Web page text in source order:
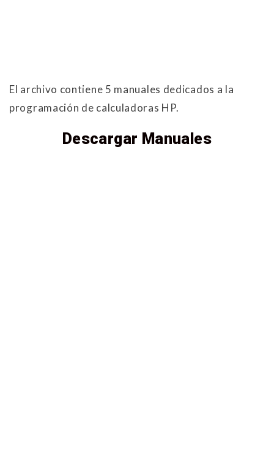
El archivo contiene 5 manuales dedicados a la
programación de calculadoras HP.
Descargar Manuales